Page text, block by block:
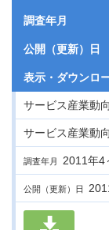
調査年月
公開（更新）日
表示・ ダウンロ
サービス産業動
サービス産業動
調査年月 2011年4
公開（更新）日